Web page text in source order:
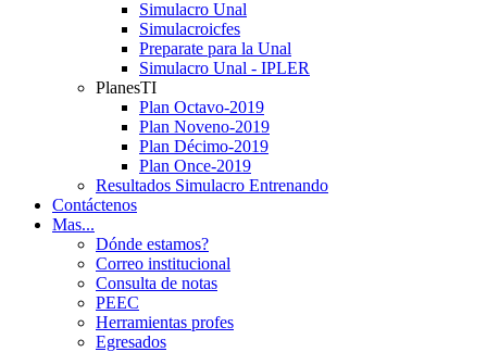
Simulacro Unal
Simulacroicfes
Preparate para la Unal
Simulacro Unal - IPLER
PlanesTI
Plan Octavo-2019
Plan Noveno-2019
Plan Décimo-2019
Plan Once-2019
Resultados Simulacro Entrenando
Contáctenos
Mas...
Dónde estamos?
Correo institucional
Consulta de notas
PEEC
Herramientas profes
Egresados